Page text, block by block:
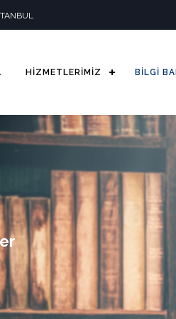
HİZMETLERİMİZ BİLGİ